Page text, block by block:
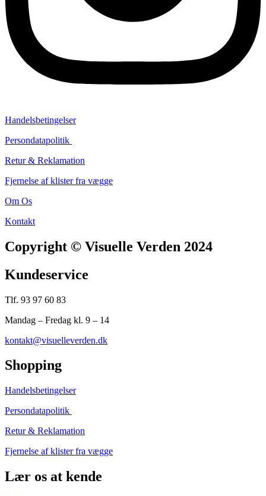
Handelsbetingelser
Persondatapolitik
Retur & Reklamation
Fjernelse af klister fra vægge
Om Os
Kontakt
Copyright © Visuelle Verden 2024
Kundeservice
Tlf. 93 97 60 83
Mandag – Fredag kl. 9 – 14
kontakt@visuelleverden.dk
Shopping
Handelsbetingelser
Persondatapolitik
Retur & Reklamation
Fjernelse af klister fra vægge
Lær os at kende